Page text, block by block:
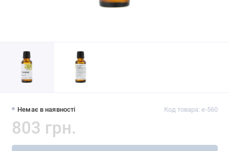
Немає в наявності Код товара: e-560
803 грн.